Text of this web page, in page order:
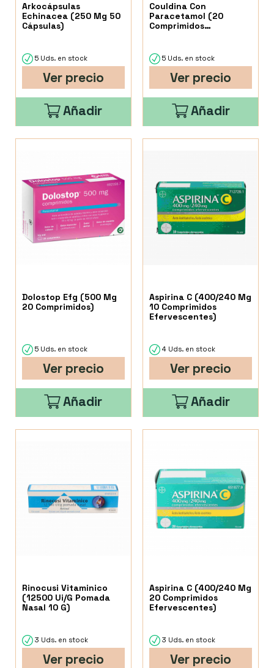
Arkocápsulas
Echinacea (250 Mg 50
Cápsulas)
5 Uds. en stock
Ver precio
Añadir
Couldina Con
Paracetamol (20
Comprimidos
5 Uds. en stock
Ver precio
Añadir
Dolostop Efg (500 Mg
20 Comprimidos)
5 Uds. en stock
Ver precio
Añadir
Aspirina C (400/240 Mg
10 Comprimidos
Efervescentes)
4 Uds. en stock
Ver precio
Añadir
Rinocusi Vitaminico
(12500 Ui/G Pomada
Nasal 10 G)
3 Uds. en stock
Ver precio
Aspirina C (400/240 Mg
20 Comprimidos
Efervescentes)
3 Uds. en stock
Ver precio